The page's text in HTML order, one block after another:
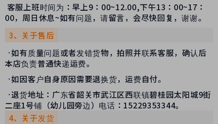
客服上班时间为：早上9：00~12.00,下午13：00~17：
00，周日休息~如有问题，请留言，会尽快回复，谢谢。
3、关于售后
·如有质量问题或者发错货物，拍照并联系客服，确认后
本店负责普通快递运费。
·如因客户自身原因需要退换货，运费自付。
·退货地址：广东省韶关市武江区西联镇碧桂园太阳城9街
二座1号铺（幼儿园旁边）电话：15229353344。
4、关于发货